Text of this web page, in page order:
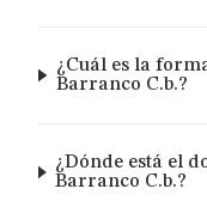
¿Cuál es la
Barranco C.b.?
¿Dónde está el
Barranco C.b.?